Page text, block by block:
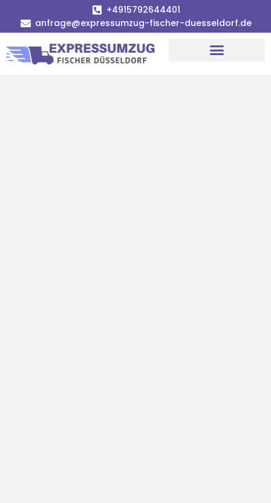
+4915792644401
anfrage@expressumzug-fischer-duesseldorf.de